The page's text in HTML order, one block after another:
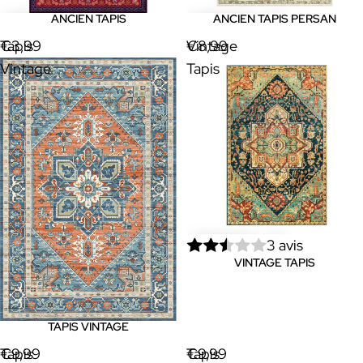
ANCIEN TAPIS ANCIEN TAPIS PERSAN
Tapis
Vintage
€3,99
TAPIS VINTAGE
Vintage
Tapis
€8,99
3 avis
VINTAGE TAPIS
Tapis
€9,99
Tapis
€9,99